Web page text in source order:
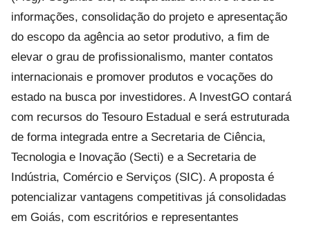
informações, consolidação do projeto e apresentação
do escopo da agência ao setor produtivo, a fim de
elevar o grau de profissionalismo, manter contatos
internacionais e promover produtos e vocações do
estado na busca por investidores. A InvestGO contará
com recursos do Tesouro Estadual e será estruturada
de forma integrada entre a Secretaria de Ciência,
Tecnologia e Inovação (Secti) e a Secretaria de
Indústria, Comércio e Serviços (SIC). A proposta é
potencializar vantagens competitivas já consolidadas
em Goiás, com escritórios e representantes